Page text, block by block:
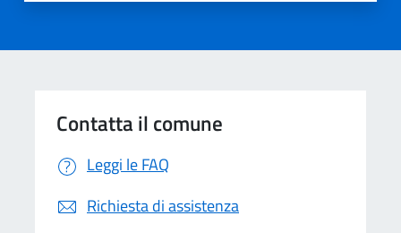
Contatta il comune
Leggi le FAQ
Richiesta di assistenza